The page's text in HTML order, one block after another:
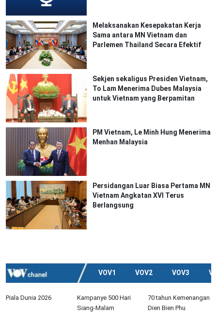
Melaksanakan Kesepakatan Kerja
Sama antara MN Vietnam dan
Parlemen Thailand Secara Efektif
Sekjen sekaligus Presiden Vietnam,
To Lam Menerima Dubes Malaysia
untuk Vietnam yang Berpamitan
PM Vietnam, Le Minh Hung Menerima
Menhan Malaysia
Persidangan Luar Biasa Pertama MN
Vietnam Angkatan XVI Terus
Berlangsung
VOV1 VOV2 VOV3
Piala Dunia 2026
Kampanye 500 Hari
Siang-Malam
70 tahun Kemenangan
Dien Bien Phu